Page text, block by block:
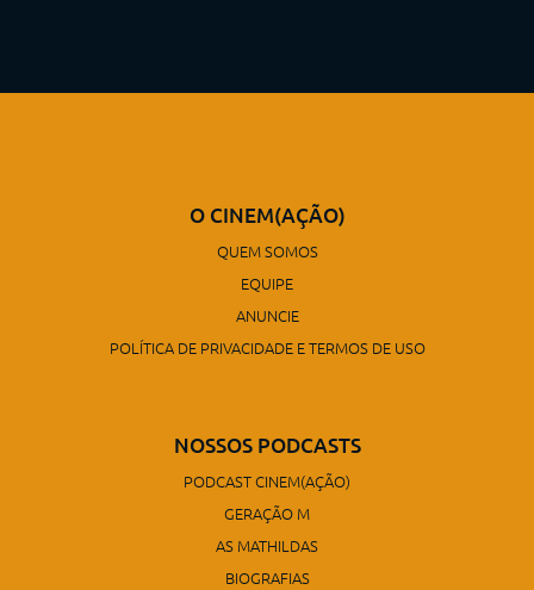
O CINEM(AÇÃO)
QUEM SOMOS
EQUIPE
ANUNCIE
POLÍTICA DE PRIVACIDADE E TERMOS DE USO
NOSSOS PODCASTS
PODCAST CINEM(AÇÃO)
GERAÇÃO M
AS MATHILDAS
BIOGRAFIAS